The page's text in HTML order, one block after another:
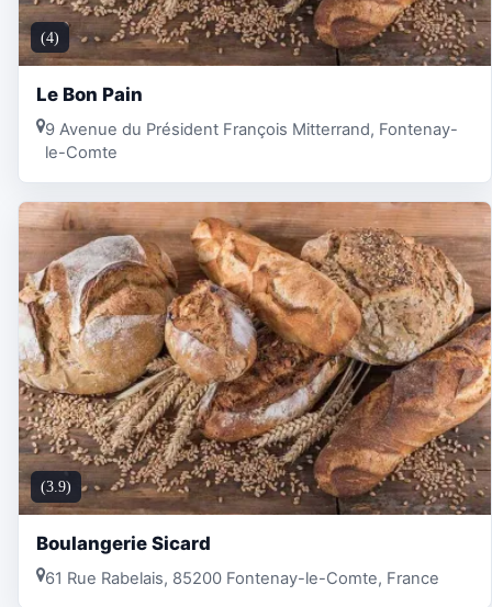
(4)
Le Bon Pain
9 Avenue du Président François Mitterrand, Fontenay-
le-Comte
(3.9)
Boulangerie Sicard
61 Rue Rabelais, 85200 Fontenay-le-Comte, France